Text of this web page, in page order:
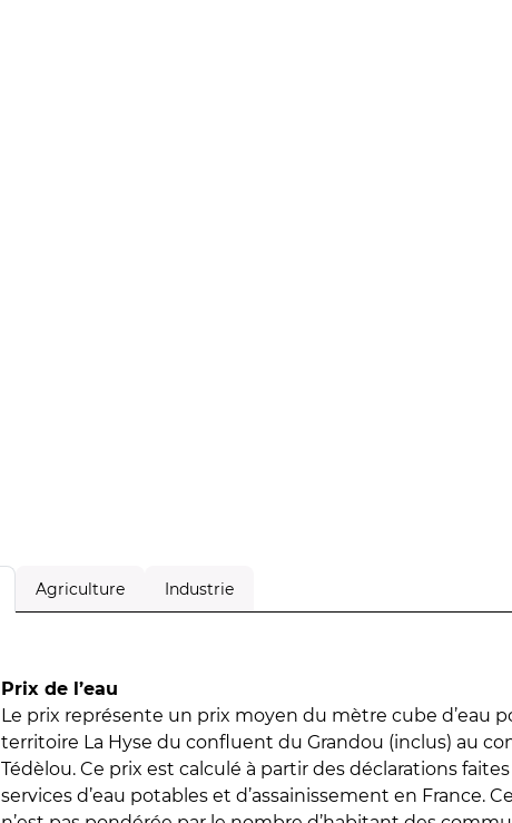
Agriculture Industrie
Prix de l’eau
Le prix représente un prix moyen du mètre cube d’eau
territoire La Hyse du confluent du Grandou (inclus) au
Tédèlou. Ce prix est calculé à partir des déclarations
services d’eau potables et d’assainissement en France.